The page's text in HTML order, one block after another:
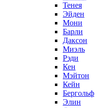
Тенея
Эйден
Мони
Барли
Даксон
Миэль
Рэди
Кен
Мэйтон
Кейн
Бергольф
Элин